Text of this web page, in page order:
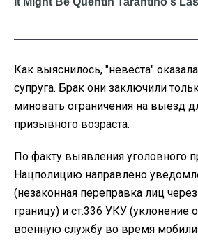
Как выяснилось, "невеста"
супруга. Брак они заключили
миновать ограничения на выезд
призывного возраста.
По факту выявления уголовного
Нацполицию направлено
(незаконная переправка лиц
границу) и ст.336 УКУ (уклонение
военную службу во время